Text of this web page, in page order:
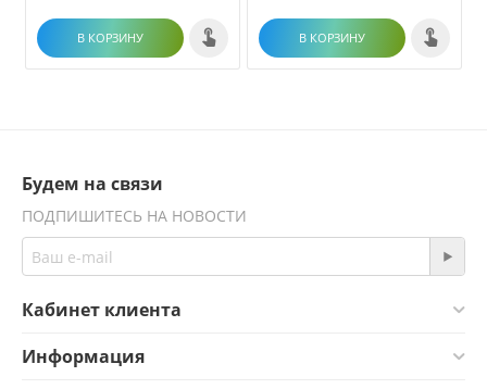
В КОРЗИНУ В КОРЗИНУ
Будем на связи
ПОДПИШИТЕСЬ НА НОВОСТИ
Кабинет клиента
Информация